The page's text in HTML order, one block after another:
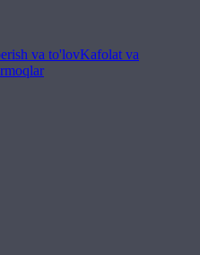
va to'lovKafolat va